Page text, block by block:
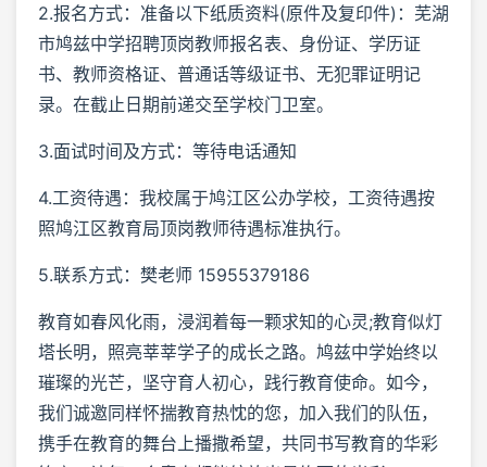
2.报名方式：准备以下纸质资料(原件及复印件)：芜湖
市鸠兹中学招聘顶岗教师报名表、身份证、学历证
书、教师资格证、普通话等级证书、无犯罪证明记
录。在截止日期前递交至学校门卫室。
3.面试时间及方式：等待电话通知
4.工资待遇：我校属于鸠江区公办学校，工资待遇按
照鸠江区教育局顶岗教师待遇标准执行。
5.联系方式：樊老师 15955379186
教育如春风化雨，浸润着每一颗求知的心灵;教育似灯
塔长明，照亮莘莘学子的成长之路。鸠兹中学始终以
璀璨的光芒，坚守育人初心，践行教育使命。如今，
我们诚邀同样怀揣教育热忱的您，加入我们的队伍，
携手在教育的舞台上播撒希望，共同书写教育的华彩